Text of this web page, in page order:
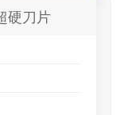
硬刀片